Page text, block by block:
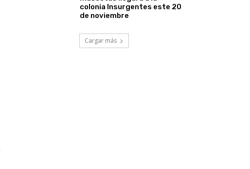
colonia Insurgentes este 20
de noviembre
Cargar más